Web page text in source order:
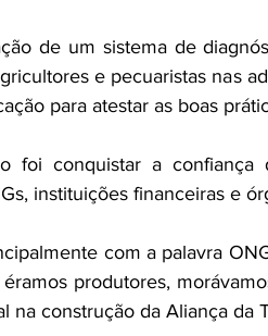
de um sistema de
e pecuaristas nas
para atestar as boas
foi conquistar a confiança
instituições financeiras e
com a palavra
produtores,
construção da Aliança da